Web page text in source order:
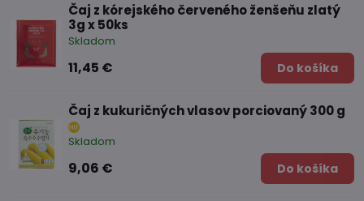
Čaj z kórejského červeného ženšeňu zlatý
3g x 50ks
Skladom
11,45 € Do košíka
Čaj z kukuričných vlasov porciovaný 300 g
Skladom
9,06 € Do košíka